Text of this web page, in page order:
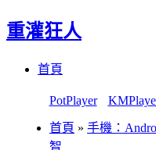
重灌狂人
首頁
PotPlayer
首頁 » 手機：
智